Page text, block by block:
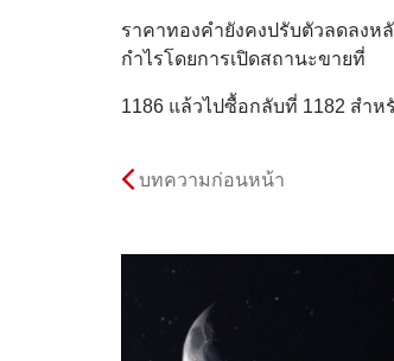
ราคาทองคำยังคงปรับตัวลดลง
กำไรโดยการเปิดสถานะขายที่
1186 แล้วไปซื้อกลับที่ 1182 สำ
บทความก่อนหน้า